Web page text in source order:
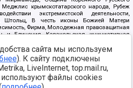
крымскотатарского народа, Рубеж
экстремистской деятельности,
Штольц, В честь иконы Божией Матери
Фирма, Молодежная правозащитная
Единения, Каракольская инициативная
Ак Умут, Русская республика Русь,
Башкорт, Нация и свобода, W.H.С., Фалунь
Патриотический клуб-Новокузнецк/РПК,
борьбы с коррупцией, Фонд защиты прав
граждан СССР Прикубанского округа г.
сайта мы используем
). К сайту подключены
LiveInternet, top.mail.ru,
файлы cookies